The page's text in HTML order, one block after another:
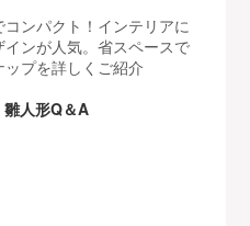
ンパクト！インテリアに
ンが人気。省スペースで
プを詳しくご紹介
雛人形Q＆A